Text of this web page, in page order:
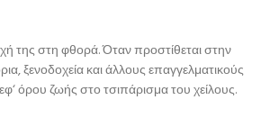
της στη φθορά. Όταν προστίθεται στην
ξενοδοχεία και άλλους επαγγελματικούς
όρου ζωής στο τσιπάρισμα του χείλους.